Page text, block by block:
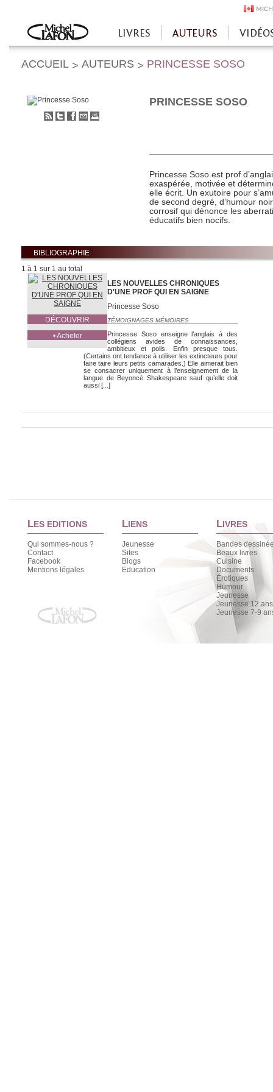
Accueil
LIVRES AUTEURS
ACCUEIL > AUTEURS > PRINCESSE SOSO
PRINCESSE SOSO
Princesse Soso est prof
exaspérée, motivée et
elle écrit. Un exutoire pour
de second degré, d’humour
corrosif qui dénonce les
éducatifs bien nocifs.
BIBLIOGRAPHIE
1 à 1 sur 1 au total
DÉCOUVRIR
• Acheter
LES NOUVELLES CHRONIQUES
D'UNE PROF QUI EN SAIGNE
Princesse Soso
TÉMOIGNAGES MÉMOIRES
Princesse Soso enseigne l’anglais à des
collégiens avides de connaissances,
ambitieux et polis. Enfin presque tous.
(Certains ont tendance à utiliser les extincteurs pour
faire taire leurs petits camarades.) Elle aimerait bien
se consacrer uniquement à l’enseignement de la
langue de Beyoncé Shakespeare sauf qu’elle doit
aussi [...]
LES EDITIONS
Qui sommes-nous ?
Contact
Facebook
Mentions légales
LIENS
Jeunesse
Sites
Blogs
Education
LIVRES
Bandes
Beaux livres
Cuisine
Documents
Érotiques
Humour
Jeunesse
Jeunesse 12
Jeunesse 7-9